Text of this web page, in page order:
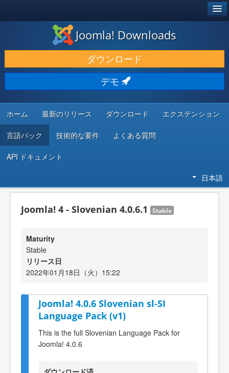
ダウンロードと機能拡張
発見と学び
コミュニティとサポート
開発者向けリソース
Joomla! Downloads
ダウンロード
デモ
ホーム 最新のリリース ダウンロード エクステンション
言語パック 技術的な要件 よくある質問
API ドキュメント
日本語
Joomla! 4 - Slovenian 4.0.6.1 Stable
Maturity
Stable
リリース日
2022年01月18日（火）15:22
Joomla! 4.0.6 Slovenian sl-SI
Language Pack (v1)
This is the full Slovenian Language Pack for
Joomla! 4.0.6